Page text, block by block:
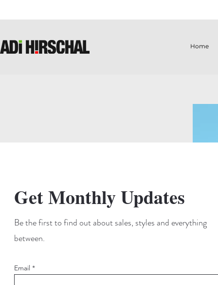
Home
Get Monthly Updates
Be the first to find out about sales, styles and everything
between.
Email